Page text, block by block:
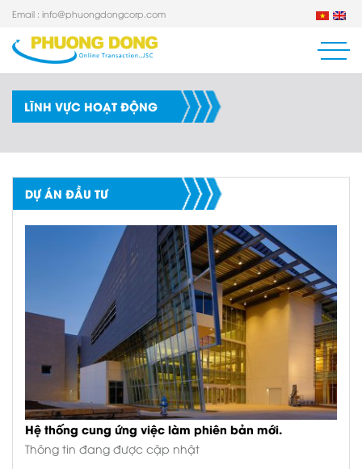
Email : info@phuongdongcorp.com
LĨNH VỰC HOẠT ĐỘNG
DỰ ÁN ĐẦU TƯ
Hệ thống cung ứng việc làm phiên bản mới.
Thông tin đang được cập nhật